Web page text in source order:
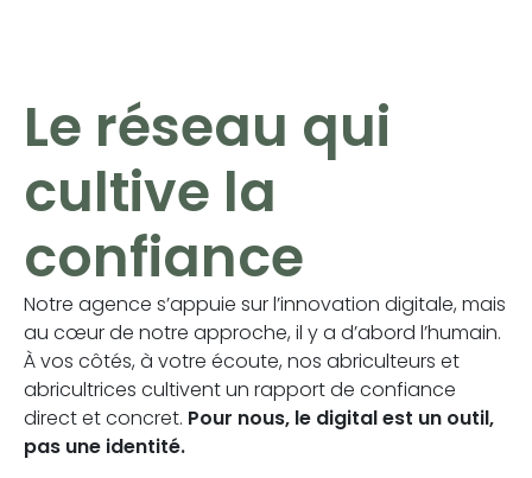
Le réseau qui
cultive la
confiance
Notre agence s’appuie sur l’innovation digitale, mais
au cœur de notre approche, il y a d’abord l’humain.
À vos côtés, à votre écoute, nos abriculteurs et
abricultrices cultivent un rapport de confiance
direct et concret. Pour nous, le digital est un outil,
pas une identité.